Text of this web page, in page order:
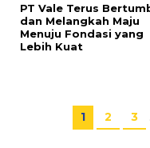
PT Vale Terus
dan Melangkah Maju
Menuju Fondasi yang
Lebih Kuat
1 2 3